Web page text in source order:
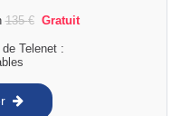
135€ Gratuit
Telenet :